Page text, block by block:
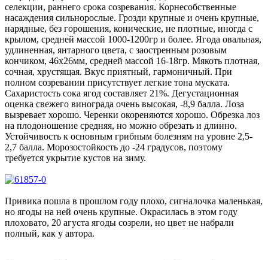
селекции, раннего срока созревания. Корнесобственные
насаждения сильнорослые. Грозди крупные и очень крупные,
нарядные, без горошения, конические, не плотные, иногда с
крылом, средней массой 1000-1200гр и более. Ягода овальная,
удлиненная, янтарного цвета, с заостренным розовым
кончиком, 46х26мм, средней массой 16-18гр. Мякоть плотная,
сочная, хрустящая. Вкус приятный, гармоничный. При
полном созревании присутствует легкие тона муската.
Сахаристость сока ягод составляет 21%. Дегустационная
оценка свежего винограда очень высокая, -8,9 балла. Лоза
вызревает хорошо. Черенки окореняются хорошо. Обрезка лоз
на плодоношение средняя, но можно обрезать и длинно.
Устойчивость к основным грибным болезням на уровне 2,5-
2,7 балла. Морозостойкость до -24 градусов, поэтому
требуется укрытие кустов на зиму.
Привика пошла в прошлом году плохо, сигналочка маленькая,
но ягоды на ней очень крупные. Окрасилась в этом году
плоховато, 20 агуста ягоды созрели, но цвет не набрали
полный, как у автора.